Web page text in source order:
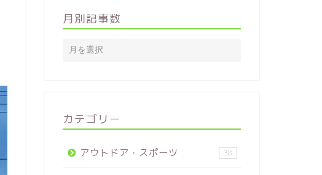
月別記事数
カテゴリー
アウトドア・スポーツ 38